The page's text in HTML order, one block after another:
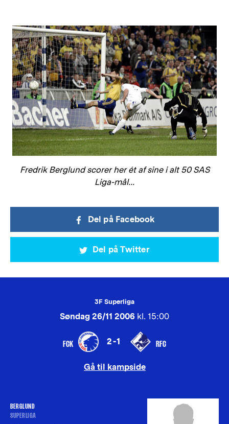
Fredrik Berglund scorer her ét af sine i alt 50 SAS
Liga-mål...
Del på Facebook
Del på Twitter
3F Superliga
Søndag 26/11 2006 kl. 15:00
FCK 2-1 RFC
Gå til kampside
BERGLUND
SUPERLIGA